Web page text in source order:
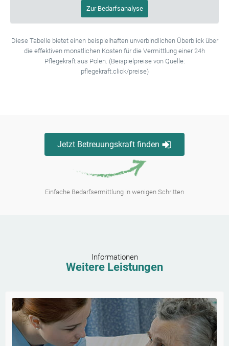
Zur Bedarfsanalyse
Diese Tabelle bietet einen beispielhaften unverbindlichen Überblick über
die effektiven monatlichen Kosten für die Vermittlung einer 24h
Pflegekraft aus Polen. (Beispielpreise von Quelle:
pflegekraft.click/preise)
Jetzt Betreuungskraft finden
Einfache Bedarfsermittlung in wenigen Schritten
Informationen
Weitere Leistungen